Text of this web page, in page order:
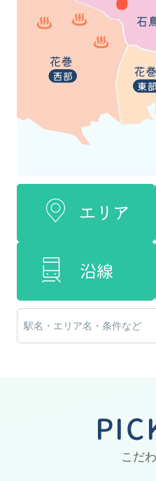
エリア
沿線
こだ